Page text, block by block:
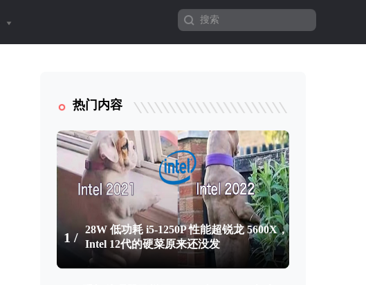
热门内容
1 /
28W 低功耗 i5-1250P 性能超锐龙 5600X，
Intel 12代的硬菜原来还没发